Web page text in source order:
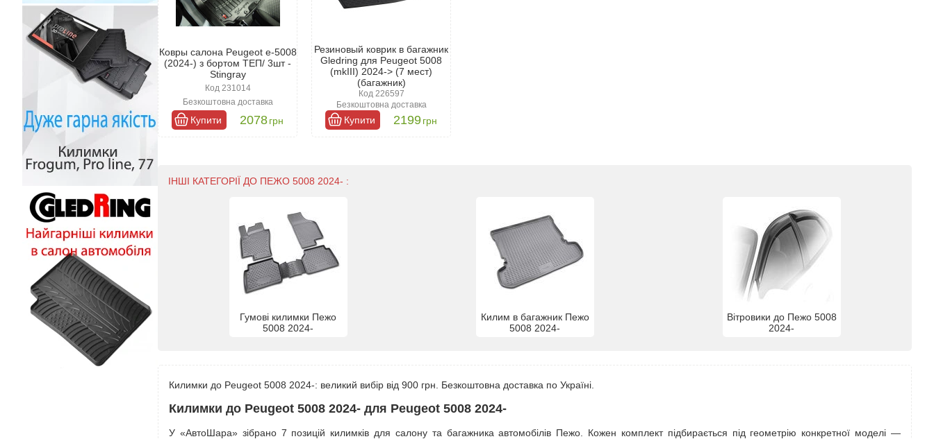
Ковры салона Peugeot e-5008
(2024-) з бортом ТЕП/ 3шт -
Stingray
Код 231014
Безкоштовна доставка
Купити 2078грн
Резиновый коврик в багажник
Gledring для Peugeot 5008
(mkIII) 2024-> (7 мест)
(багажник)
Код 226597
Безкоштовна доставка
Купити 2199грн
ІНШІ КАТЕГОРІЇ ДО ПЕЖО 5008 2024- :
Гумові килимки Пежо
5008 2024-
Килим в багажник Пежо
5008 2024-
Вітровики до Пежо 5008
2024-
Килимки до Peugeot 5008 2024-: великий вибір від 900 грн. Безкоштовна доставка по Україні.
Килимки до Peugeot 5008 2024- для Peugeot 5008 2024-
У «АвтоШара» зібрано 7 позицій килимків для салону та багажника автомобілів Пежо. Кожен комплект підбирається під геометрію конкретної моделі —